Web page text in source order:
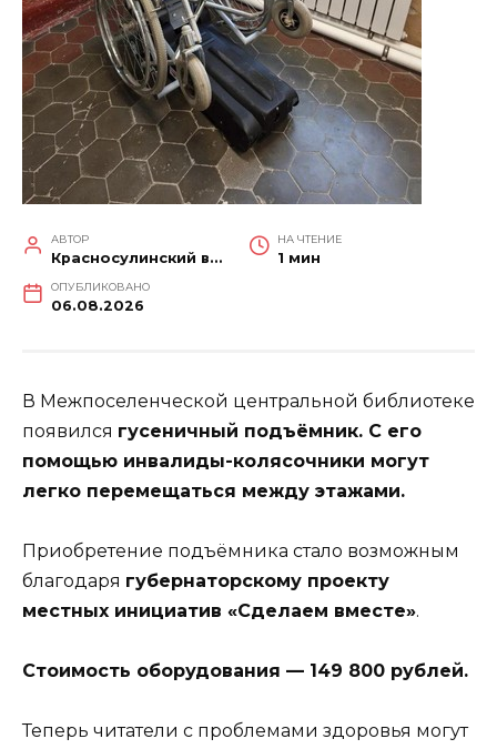
АВТОР
Красносулинский вестник
НА ЧТЕНИЕ
1 мин
ОПУБЛИКОВАНО
06.08.2026
В Межпоселенческой центральной библиотеке
появился гусеничный подъёмник. С его
помощью инвалиды-колясочники могут
легко перемещаться между этажами.
Приобретение подъёмника стало возможным
благодаря губернаторскому проекту
местных инициатив «Сделаем вместе».
Стоимость оборудования — 149 800 рублей.
Теперь читатели с проблемами здоровья могут